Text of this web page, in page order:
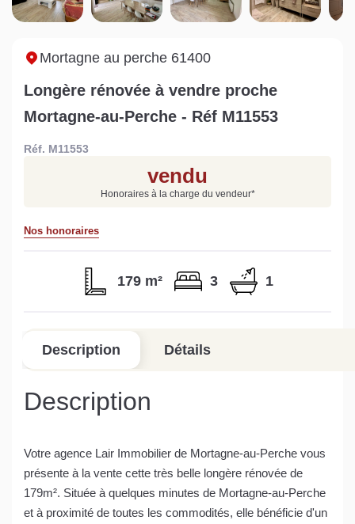
maison à Mortagne-au-
Perche
non viabilisé à Pré-en-
Pail ?
Estimez votre bien en ligne.
en quelques clics.
Mortagne au perche 61400
Longère rénovée à vendre proche
Mortagne-au-Perche - Réf M11553
Réf. M11553
vendu
Honoraires à la charge du vendeur*
Nos honoraires
179 m² 3 1
Description Détails
Description
Votre agence Lair Immobilier de Mortagne-au-Perche vous
présente à la vente cette très belle longère rénovée de
179m². Située à quelques minutes de Mortagne-au-Perche
et à proximité de toutes les commodités, elle bénéficie d'un